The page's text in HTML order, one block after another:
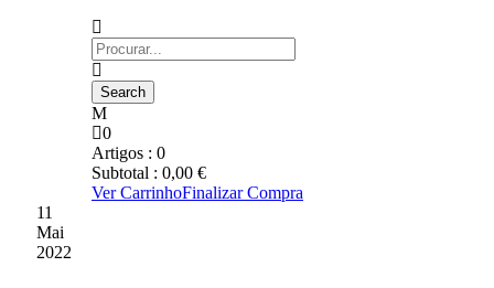
0
Artigos : 0
Subtotal : 0,00 €
Ver CarrinhoFinalizar Compra
11
Mai
2022